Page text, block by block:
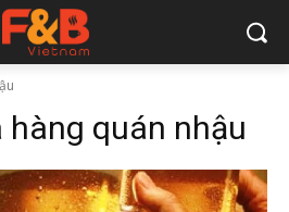
hàng quán nhậu